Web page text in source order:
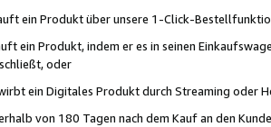
ein Produkt über unsere 1-Click-
ein Produkt, indem er es in seinen
oder
ein Digitales Produkt durch Streaming oder
von 180 Tagen nach dem Kauf an den